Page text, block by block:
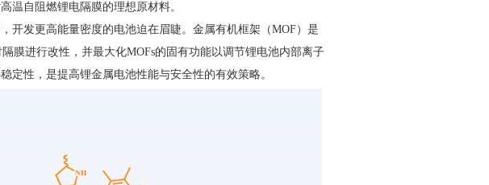
温自阻燃锂电隔膜的理想原材料。
发更高能量密度的电池迫在眉睫。金属有机框架（MOF）是
膜进行改性，并最大化MOFs的固有功能以调节锂电池内部离子
定性，是提高锂金属电池性能与安全性的有效策略。